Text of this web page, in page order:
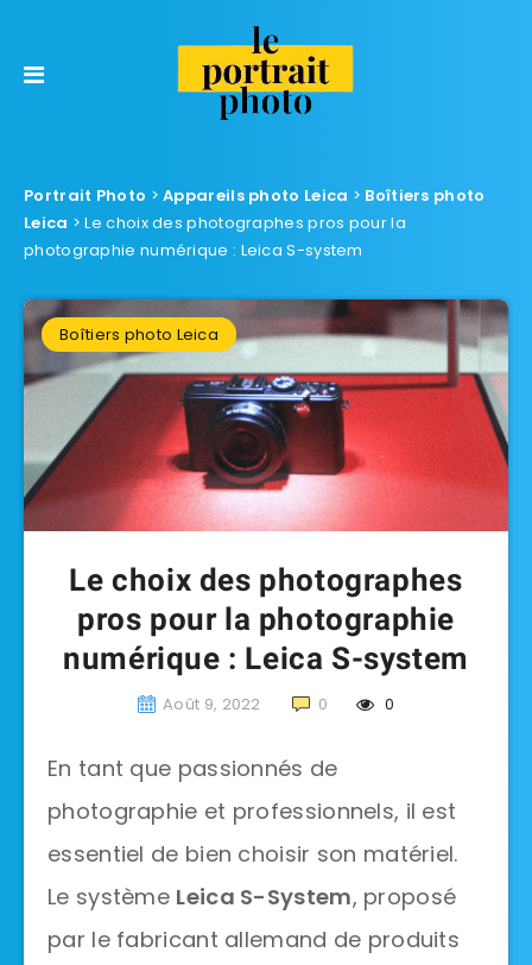
Portrait Photo >Appareils photo Leica > Boîtiers photo
Leica >Le choix des photographes pros pour la
photographie numérique : Leica S-system
Boîtiers photo Leica
Le choix des photographes
pros pour la photographie
numérique : Leica S-system
Août 9, 2022 0 0
En tant que passionnés de
photographie et professionnels, il est
essentiel de bien choisir son matériel.
Le système Leica S-System, proposé
par le fabricant allemand de produits